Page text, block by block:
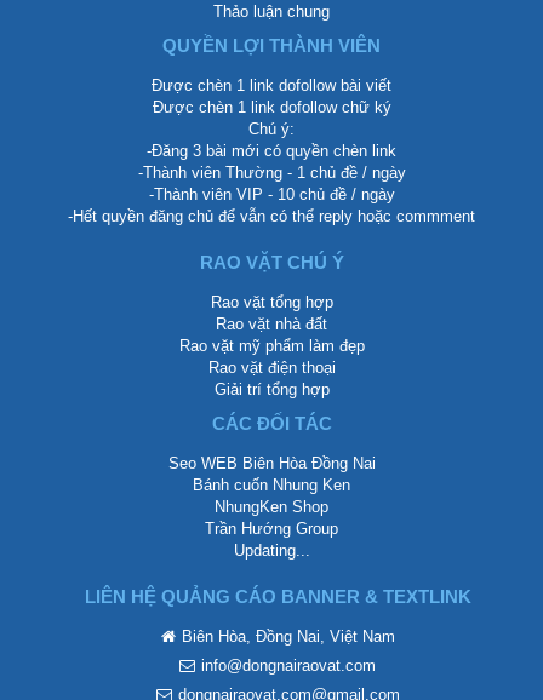
Thảo luận chung
QUYỀN LỢI THÀNH VIÊN
Được chèn 1 link dofollow bài viết
Được chèn 1 link dofollow chữ ký
Chú ý:
-Đăng 3 bài mới có quyền chèn link
-Thành viên Thường - 1 chủ đề / ngày
-Thành viên VIP - 10 chủ đề / ngày
-Hết quyền đăng chủ để vẫn có thể reply hoặc commment
RAO VẶT CHÚ Ý
Rao vặt tổng hợp
Rao vặt nhà đất
Rao vặt mỹ phẩm làm đẹp
Rao vặt điện thoại
Giải trí tổng hợp
CÁC ĐỐI TÁC
Seo WEB Biên Hòa Đồng Nai
Bánh cuốn Nhung Ken
NhungKen Shop
Trần Hướng Group
Updating...
LIÊN HỆ QUẢNG CÁO BANNER & TEXTLINK
Biên Hòa, Đồng Nai, Việt Nam
info@dongnairaovat.com
dongnairaovat.com@gmail.com